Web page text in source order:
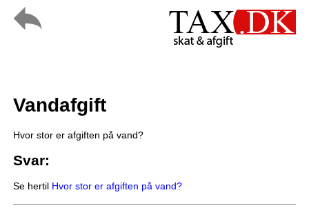
Vandafgift
Hvor stor er afgiften på vand?
Svar:
Se hertil Hvor stor er afgiften på vand?